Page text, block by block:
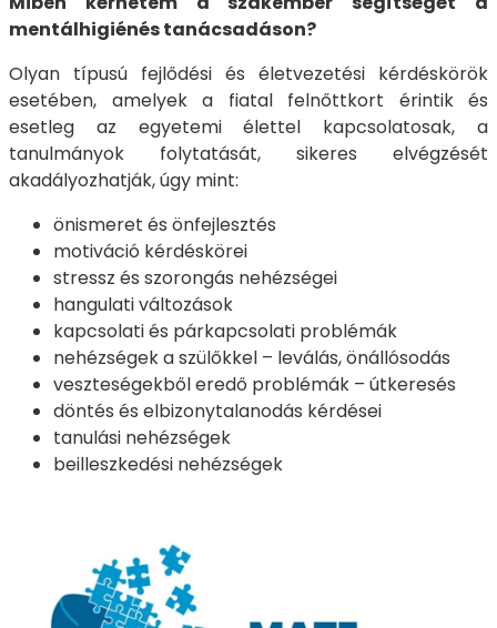
mentálhigiénés tanácsadáson?
Olyan típusú fejlődési és életvezetési kérdéskörök
esetében, amelyek a fiatal felnőttkort érintik és
esetleg az egyetemi élettel kapcsolatosak, a
tanulmányok folytatását, sikeres elvégzését
akadályozhatják, úgy mint:
önismeret és önfejlesztés
motiváció kérdéskörei
stressz és szorongás nehézségei
hangulati változások
kapcsolati és párkapcsolati problémák
nehézségek a szülőkkel – leválás, önállósodás
veszteségekből eredő problémák – útkeresés
döntés és elbizonytalanodás kérdései
tanulási nehézségek
beilleszkedési nehézségek